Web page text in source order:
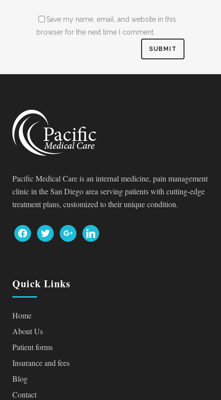
Save my name, email, and website in this
browser for the next time I comment.
Pacific Medical Care is an internal medicine, pain management
clinic in the San Diego area serving patients with cutting-edge
treatment plans, customized to their unique condition.
facebooktwitter googlelinkedin
Quick Links
Home
About Us
Patient forms
Insurance and fees
Blog
Contact